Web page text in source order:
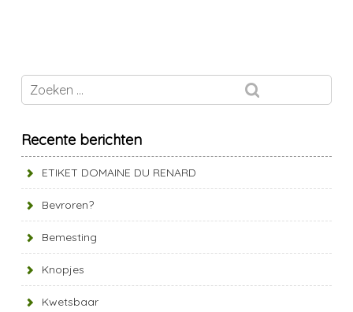
Recente berichten
ETIKET DOMAINE DU RENARD
Bevroren?
Bemesting
Knopjes
Kwetsbaar